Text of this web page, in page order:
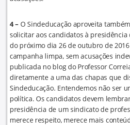
4 – O Sindeducação aproveita
solicitar aos candidatos à presidência
do próximo dia 26 de outubro de
campanha limpa, sem acusações
publicada no blog do Professor
diretamente a uma das chapas que
Sindeducação. Entendemos não ser
política. Os candidatos devem
presidência de um sindicato de
merece respeito, merece mais